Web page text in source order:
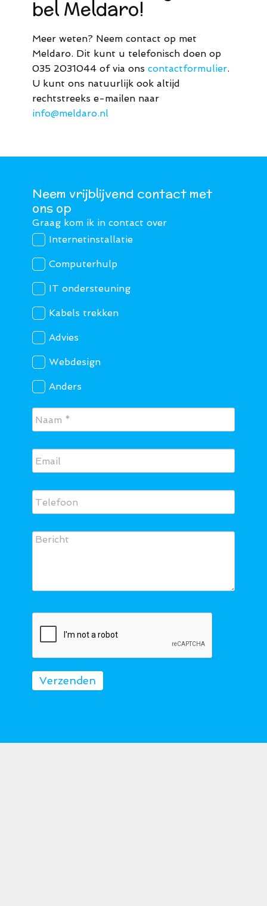
bel Meldaro!
Meer weten? Neem contact op met
Meldaro. Dit kunt u telefonisch doen op
035 2031044 of via ons contactformulier.
U kunt ons natuurlijk ook altijd
rechtstreeks e-mailen naar
info@meldaro.nl
Neem vrijblijvend contact met
ons op
Graag kom ik in contact over
Internetinstallatie
Computerhulp
IT ondersteuning
Kabels trekken
Advies
Webdesign
Anders
Verzenden